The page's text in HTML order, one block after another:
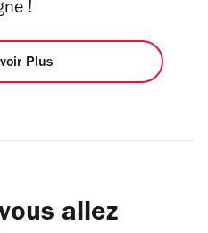
!
Plus
allez